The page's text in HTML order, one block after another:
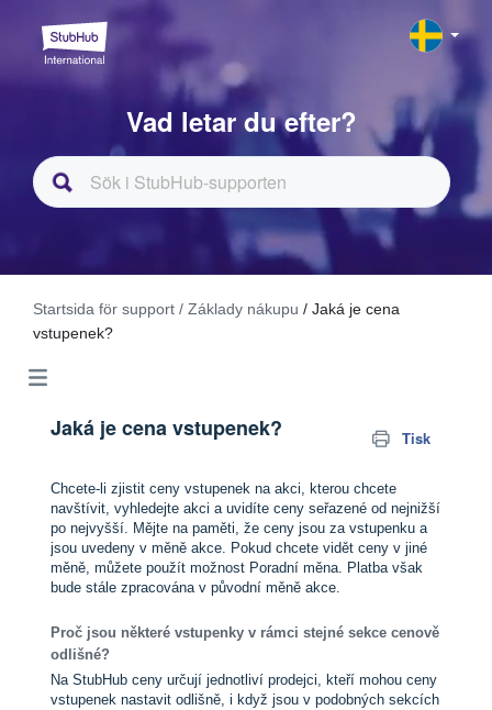
Vad letar du efter?
Startsida för support / Základy nákupu / Jaká je cena
vstupenek?
Jaká je cena vstupenek? Tisk
Chcete-li zjistit ceny vstupenek na akci, kterou chcete
navštívit, vyhledejte akci a uvidíte ceny seřazené od nejnižší
po nejvyšší. Mějte na paměti, že ceny jsou za vstupenku a
jsou uvedeny v měně akce. Pokud chcete vidět ceny v jiné
měně, můžete použít možnost Poradní měna. Platba však
bude stále zpracována v původní měně akce.
Proč jsou některé vstupenky v rámci stejné sekce cenově
odlišné?
Na StubHub ceny určují jednotliví prodejci, kteří mohou ceny
vstupenek nastavit odlišně, i když jsou v podobných sekcích